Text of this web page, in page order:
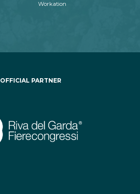
Workation
OFFICIAL PARTNER